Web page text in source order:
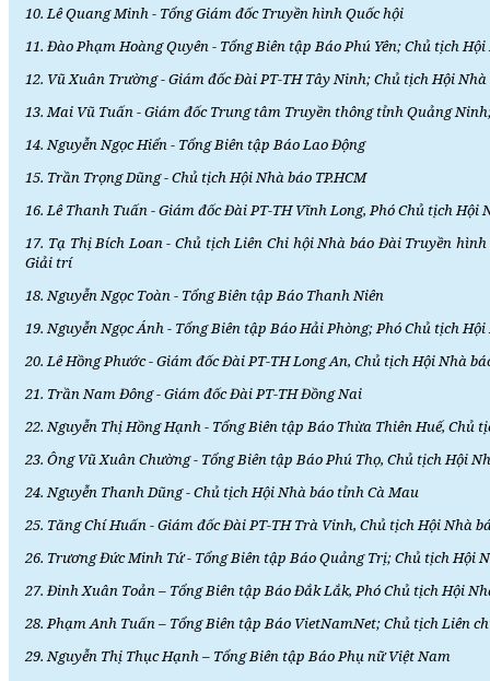
10. Lê Quang Minh - Tổng Giám đốc Truyền hình Quốc hội
11. Đào Phạm Hoàng Quyên - Tổng Biên tập Báo Phú Yên; Chủ tịch
12. Vũ Xuân Trường - Giám đốc Đài PT-TH Tây Ninh; Chủ tịch Hội
13. Mai Vũ Tuấn - Giám đốc Trung tâm Truyền thông tỉnh Quảng
14. Nguyễn Ngọc Hiển - Tổng Biên tập Báo Lao Động
15. Trần Trọng Dũng - Chủ tịch Hội Nhà báo TP.HCM
16. Lê Thanh Tuấn - Giám đốc Đài PT-TH Vĩnh Long, Phó Chủ tịch Hội
17. Tạ Thị Bích Loan - Chủ tịch Liên Chi hội Nhà báo Đài Truyền
Giải trí
18. Nguyễn Ngọc Toàn - Tổng Biên tập Báo Thanh Niên
19. Nguyễn Ngọc Ánh - Tổng Biên tập Báo Hải Phòng; Phó Chủ tịch
20. Lê Hồng Phước - Giám đốc Đài PT-TH Long An, Chủ tịch Hội Nhà
21. Trần Nam Đông - Giám đốc Đài PT-TH Đồng Nai
22. Nguyễn Thị Hồng Hạnh - Tổng Biên tập Báo Thừa Thiên Huế, Chủ
23. Ông Vũ Xuân Chường - Tổng Biên tập Báo Phú Thọ, Chủ tịch Hội
24. Nguyễn Thanh Dũng - Chủ tịch Hội Nhà báo tỉnh Cà Mau
25. Tăng Chí Huấn - Giám đốc Đài PT-TH Trà Vinh, Chủ tịch Hội Nhà
26. Trương Đức Minh Tứ - Tổng Biên tập Báo Quảng Trị; Chủ tịch Hội
27. Đinh Xuân Toản – Tổng Biên tập Báo Đắk Lắk, Phó Chủ tịch Hội
28. Phạm Anh Tuấn – Tổng Biên tập Báo VietNamNet; Chủ tịch Liên
29. Nguyễn Thị Thục Hạnh – Tổng Biên tập Báo Phụ nữ Việt Nam